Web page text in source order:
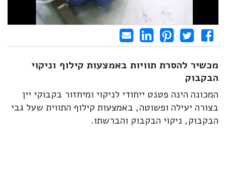
Share on Facebook
Tweet
Pin it
Share on LinkedIn
Send email
מכשיר להסרת תוויות באמצעות קילוף וניקוי
הבקבוק
המכונה הינה פטנט ייחודי לניקוי ומיחזור בקבוקי יין
בצורה יעילה ופשוטה, באמצעות קילוף התווית שעל גבי
הבקבוק, ניקוי הבקבוק והברשתו.